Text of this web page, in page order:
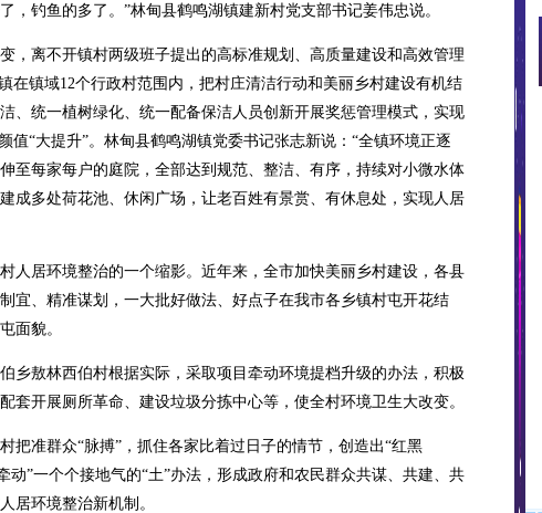
，钓鱼的多了。”林甸县鹤鸣湖镇建新村党支部书记姜伟忠说。
离不开镇村两级班子提出的高标准规划、高质量建设和高效管理
在镇域12个行政村范围内，把村庄清洁行动和美丽乡村建设有机结
、统一植树绿化、统一配备保洁人员创新开展奖惩管理模式，实现
值“大提升”。林甸县鹤鸣湖镇党委书记张志新说：“全镇环境正逐
至每家每户的庭院，全部达到规范、整洁、有序，持续对小微水体
成多处荷花池、休闲广场，让老百姓有景赏、有休息处，实现人居
居环境整治的一个缩影。近年来，全市加快美丽乡村建设，各县
宜、精准谋划，一大批好做法、好点子在我市各乡镇村屯开花结
面貌。
敖林西伯村根据实际，采取项目牵动环境提档升级的办法，积极
套开展厕所革命、建设垃圾分拣中心等，使全村环境卫生大改变。
准群众“脉搏”，抓住各家比着过日子的情节，创造出“红黑
动”一个个接地气的“土”办法，形成政府和农民群众共谋、共建、共
居环境整治新机制。